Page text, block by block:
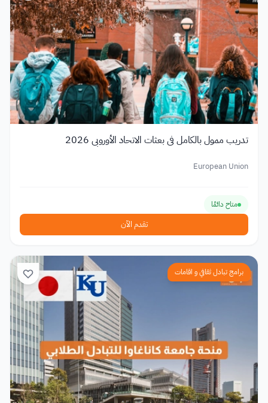
تدريب ممول بالكامل في بعثات الاتحاد الأوروبي 2026
European Union
متاح دائمًا
تقدم الآن
برامج تبادل ثقافي و اقامات